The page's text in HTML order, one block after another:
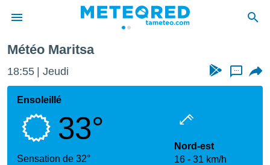
de
Météo Maritsa
18:55 Jeudi ...
Ensoleillé
33°
Sensation de 32°
Nord-est
16
31 km/h